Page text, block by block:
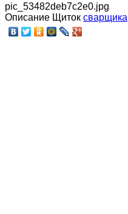
pic_53482deb7c2e0.jpg
Описание Щиток сварщика